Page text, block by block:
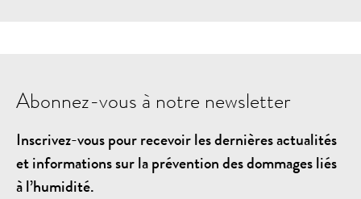
Abonnez-vous à notre newsletter
Inscrivez-vous pour recevoir les dernières actualités
et informations sur la prévention des dommages liés
à l’humidité.